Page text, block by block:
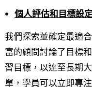
個人評估和目標設
我們探索並確定最適
富的顧問討論了目標
習目標，以達至長期
單，學員可以立即專